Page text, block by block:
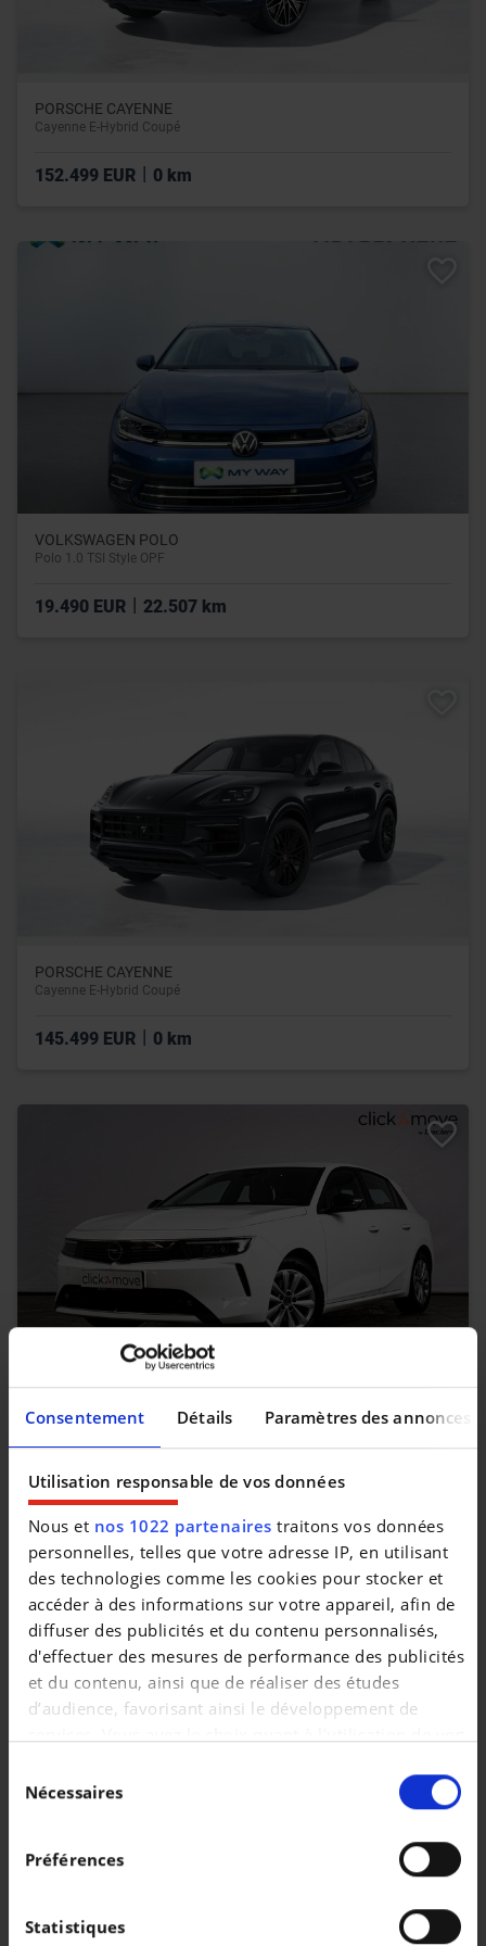
Consentement Détails Paramètres des annonces
Utilisation responsable de vos données
Nous et nos 1022 partenaires traitons vos données
personnelles, telles que votre adresse IP, en utilisant
des technologies comme les cookies pour stocker et
accéder à des informations sur votre appareil, afin de
diffuser des publicités et du contenu personnalisés,
d'effectuer des mesures de performance des publicités
et du contenu, ainsi que de réaliser des études
d’audience, favorisant ainsi le développement de
services. Vous avez le choix quant à l'utilisation de vos
retirer votre consentement à tout moment en
consultant la Déclaration relative aux cookies ou en
Collecter des informations sur votre localisation
duNécessaires
Préférences
Statistiques
PORSCHE CAYENNE
Cayenne E-Hybrid Coupé
152.499 EUR | 0 km
VOLKSWAGEN POLO
Polo 1.0 TSI Style OPF
19.490 EUR 22.507 km
PORSCHE CAYENNE
Cayenne E-Hybrid Coupé
145.499 EUR | 0 km
Astra 1.5 Turbo D Edition S/S
21.990 EUR 58.950 km
Panamera 4 E-Hybrid